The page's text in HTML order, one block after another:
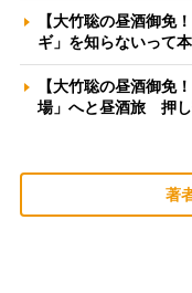
【大竹聡の昼酒御免
ギ」を知らないっ
【大竹聡の昼酒御免
場」へと昼酒旅 押
著